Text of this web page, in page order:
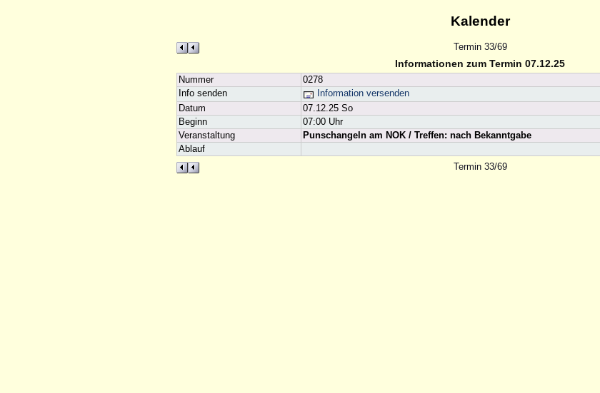
Kalender
Termin 33/69
Informationen zum Termin 07.12.25
Nummer
0278
Info senden
Information versenden
Datum
07.12.25 So
Beginn
07:00 Uhr
Veranstaltung
Punschangeln am NOK / Treffen: nach Bekanntgabe
Ablauf
Termin 33/69